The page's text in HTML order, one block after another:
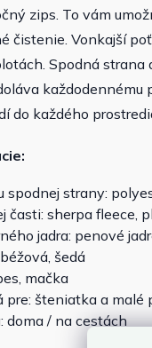
zips. To vám
čistenie. Vonkajší
Spodná strana
každodennému
do každého
spodnej strany:
časti: sherpa fleece,
jadra: penové
šedá
mačka
pre: šteniatka a malé
doma / na cestách